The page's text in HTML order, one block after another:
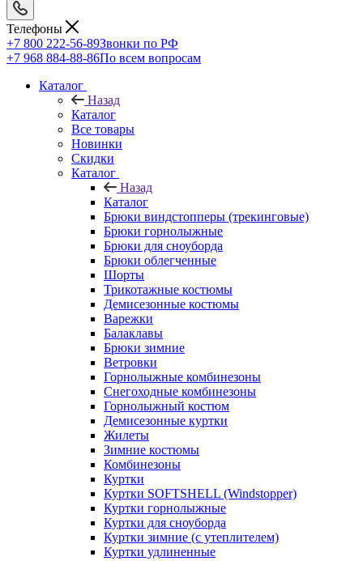
Телефоны
+7 800 222-56-89Звонки по РФ
+7 968 884-88-86По всем вопросам
Каталог
Назад
Каталог
Все товары
Новинки
Скидки
Каталог
Назад
Каталог
Брюки виндстопперы (трекинговые)
Брюки горнолыжные
Брюки для сноуборда
Брюки облегченные
Шорты
Трикотажные костюмы
Демисезонные костюмы
Варежки
Балаклавы
Брюки зимние
Ветровки
Горнолыжные комбинезоны
Снегоходные комбинезоны
Горнолыжный костюм
Демисезонные куртки
Жилеты
Зимние костюмы
Комбинезоны
Куртки
Куртки SOFTSHELL (Windstopper)
Куртки горнолыжные
Куртки для сноуборда
Куртки зимние (с утеплителем)
Куртки удлиненные